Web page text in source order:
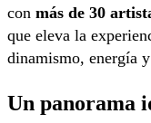
con más de 30
que eleva la
dinamismo, energía
Un panorama